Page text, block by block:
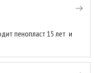
пенопласт 15 лет и